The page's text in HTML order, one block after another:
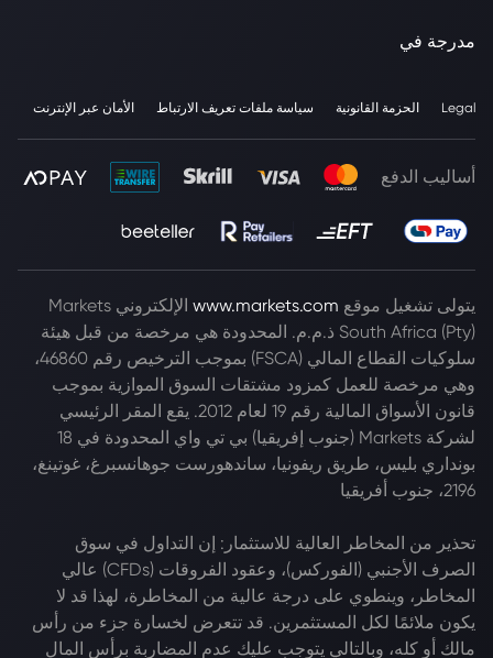
مدرجة في
Legal الحزمة القانونية سياسة ملفات تعريف الارتباط الأمان عبر الإنترنت
أساليب الدفع
يتولى تشغيل موقع www.markets.com
الإلكتروني Markets
South Africa (Pty) ذ.م.م. المحدودة هي مرخصة من قبل هيئة
سلوكيات القطاع المالي (FSCA) بموجب الترخيص رقم 46860،
وهي مرخصة للعمل كمزود مشتقات السوق الموازية بموجب
قانون الأسواق المالية رقم 19 لعام 2012. يقع المقر الرئيسي
لشركة Markets (جنوب إفريقيا) بي تي واي المحدودة في 18
بونداري بليس، طريق ريفونيا، ساندهورست جوهانسبرغ، غوتينغ،
2196، جنوب أفريقيا
تحذير من المخاطر العالية للاستثمار: إن التداول في سوق
الصرف الأجنبي (الفوركس)، وعقود الفروقات (CFDs) عالي
المخاطر، وينطوي على درجة عالية من المخاطرة، لهذا قد لا
يكون ملائمًا لكل المستثمرين. قد تتعرض لخسارة جزء من رأس
مالك أو كله، وبالتالي يتوجب عليك عدم المضاربة برأس المال